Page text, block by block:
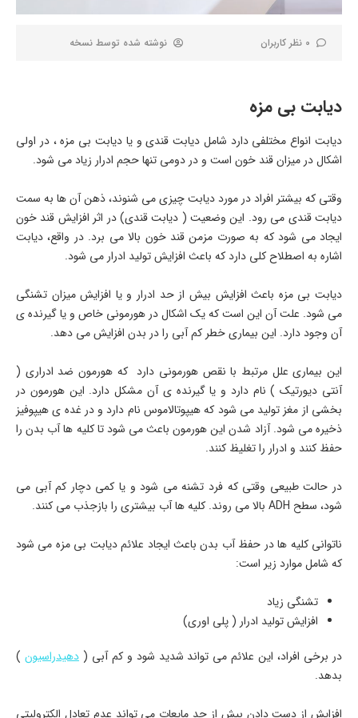
0 نظر کاربران نوشته شده توسط نسخه
دیابت بی مزه
دیابت انواع مختلفی دارد شامل دیابت قندی و یا دیابت بی مزه ، در اولی
اشکال در میزان قند خون است و در دومی تنها حجم ادرار زیاد می شود.
وقتی که بیشتر افراد در مورد دیابت چیزی می شنوند، ذهن آن ها به سمت
دیابت قندی می رود. این وضعیت ( دیابت قندی) در اثر افزایش قند خون
ایجاد می شود که به صورت مزمن قند خون بالا می برد. در واقع، دیابت
اشاره به اصطلاح کلی دارد که باعث افزایش تولید ادرار می شود.
دیابت بی مزه باعث افزایش بیش از حد ادرار و یا افزایش میزان تشنگی
می شود. علت آن این است که یک اشکال در هورمونی خاص و یا گیرنده ی
آن وجود دارد. این بیماری خطر کم آبی را در بدن افزایش می دهد.
این بیماری علل مرتبط با نقص هورمونی دارد که هورمون ضد ادراری (
آنتی دیورتیک ) نام دارد و یا گیرنده ی آن مشکل دارد. این هورمون در
بخشی از مغز تولید می شود که هیپوتالاموس نام دارد و در غده ی هیپوفیز
ذخیره می شود. آزاد شدن این هورمون باعث می شود تا کلیه ها آب بدن را
حفظ کنند و ادرار را تغلیظ کنند.
در حالت طبیعی وقتی که فرد تشنه می شود و یا کمی دچار کم آبی می
شود، سطح ADH بالا می روند. کلیه ها آب بیشتری را بازجذب می کنند.
ناتوانی کلیه ها در حفظ آب بدن باعث ایجاد علائم دیابت بی مزه می شود
که شامل موارد زیر است:
تشنگی زیاد
افزایش تولید ادرار ( پلی اوری)
در برخی افراد، این علائم می تواند شدید شود و کم آبی (دهیدراسیون )
بدهد.
افزایش از دست دادن بیش از حد مایعات می تواند عدم تعادل الکترولیتی